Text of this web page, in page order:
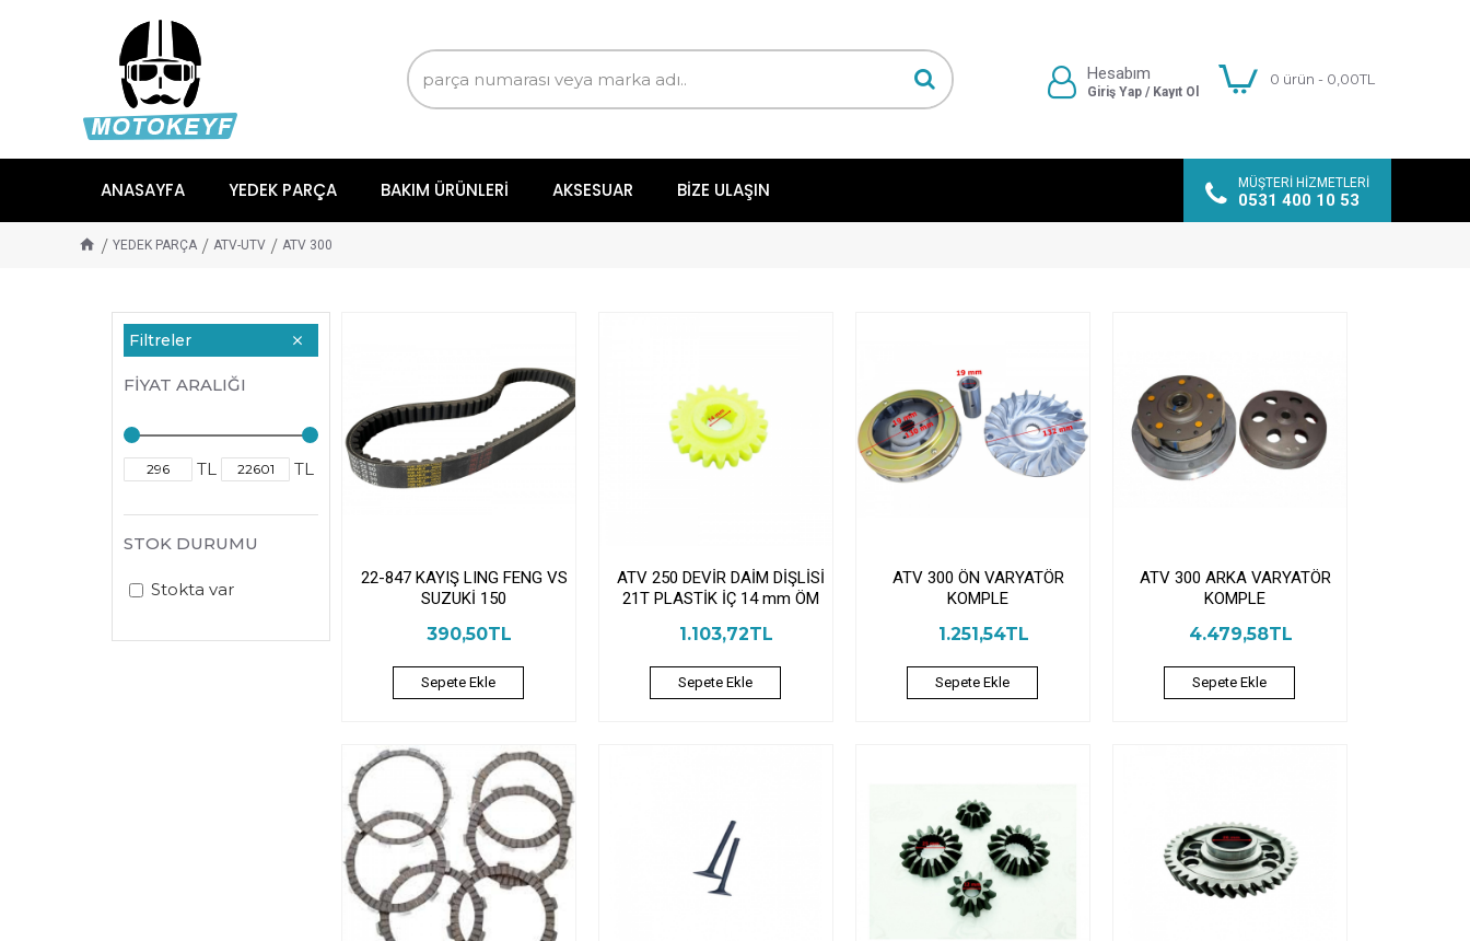
Hesabım
Giriş Yap / Kayıt Ol
0 ürün - 0,00TL
ANASAYFA YEDEK PARÇA BAKIM ÜRÜNLERI AKSESUAR BIZE ULAŞIN MÜŞTERI HIZMETLERI
0531 400 10 53
YEDEK PARÇA ATV-UTV ATV 300
Filtreler
FIYAT ARALIĞI
TL TL
STOK DURUMU
Stokta var
22-847 KAYIŞ LING FENG VS
SUZUKİ 150
390,50TL
Sepete Ekle
ATV 250 DEVİR DAİM DİŞLİSİ
21T PLASTİK İÇ 14 mm ÖM
1.103,72TL
Sepete Ekle
ATV 300 ÖN VARYATÖR
KOMPLE
1.251,54TL
Sepete Ekle
ATV 300 ARKA VARYATÖR
KOMPLE
4.479,58TL
Sepete Ekle